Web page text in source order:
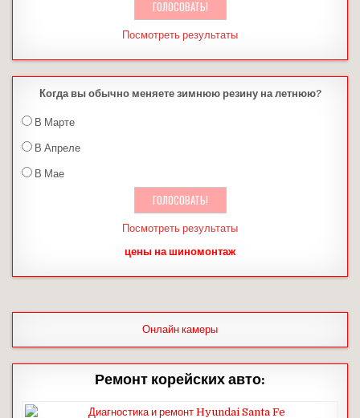
Посмотреть результаты
Когда вы обычно меняете зимнюю резину на летнюю?
В Марте
В Апреле
В Мае
Посмотреть результаты
цены на шиномонтаж
Онлайн камеры
Ремонт корейских авто: